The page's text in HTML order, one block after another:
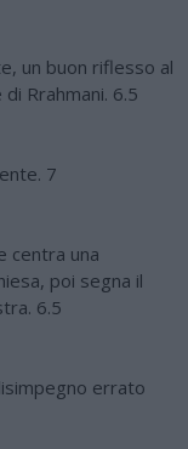
un buon riflesso al
Rrahmani. 6.5
7
centra una
poi segna il
6.5
errato